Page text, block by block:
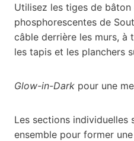
Utilisez les tiges de
phosphorescentes de
câble derrière les murs, à
les tapis et les planchers
Glow-in-Dark pour une
Les sections individuelles
ensemble pour former